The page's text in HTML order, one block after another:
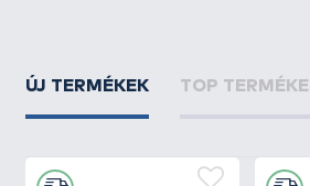
ÚJ TERMÉKEK TOP